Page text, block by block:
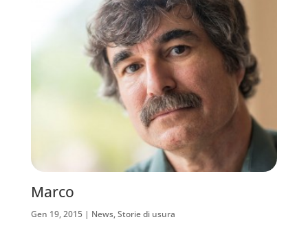
Marco
Gen 19, 2015| News,Storie di usura